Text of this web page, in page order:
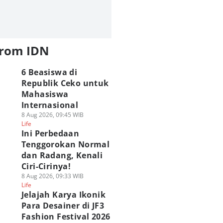
IDN
6 Beasiswa di
Republik Ceko untuk
Mahasiswa
Internasional
8 Aug 2026, 09:45 WIB
Life
Ini Perbedaan
Tenggorokan Normal
dan Radang, Kenali
Ciri-Cirinya!
8 Aug 2026, 09:33 WIB
Life
Jelajah Karya Ikonik
Para Desainer di JF3
Fashion Festival 2026